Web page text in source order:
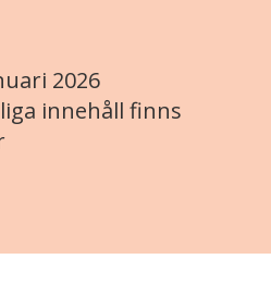
2026
innehåll finns